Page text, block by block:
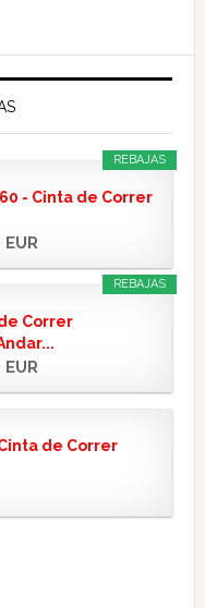
REBAJAS
- Cinta de Correr
REBAJAS
Correr
de Correr